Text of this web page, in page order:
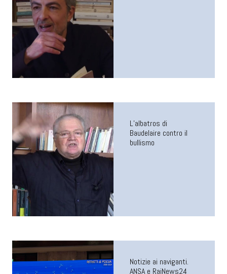
L’albatros di
Baudelaire contro il
bullismo
Notizie ai naviganti.
ANSA e RaiNews24